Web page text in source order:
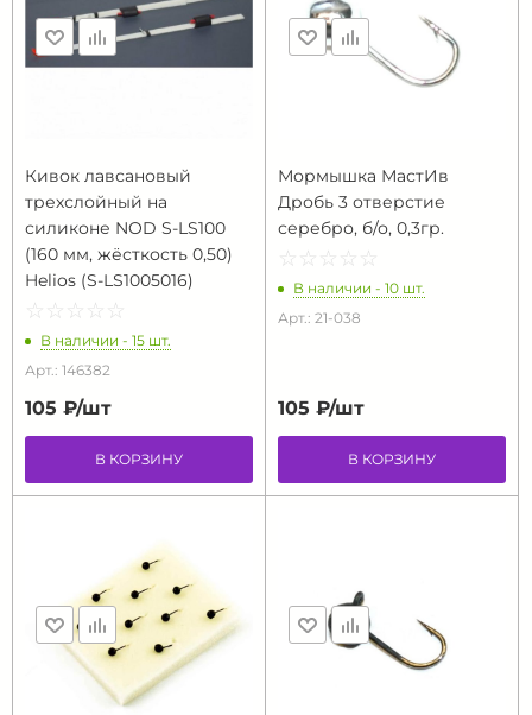
Кивок лавсановый
трехслойный на
силиконе NOD S-LS100
(160 мм, жёсткость 0,50)
Helios (S-LS1005016)
☆ ☆ ☆ ☆ ☆
★ ★ ★ ★ ★
В наличии - 15 шт.
Арт.: 146382
105 ₽/шт
В КОРЗИНУ
Мормышка МастИв
Дробь 3 отверстие
серебро, б/о, 0,3гр.
☆ ☆ ☆ ☆ ☆
★ ★ ★ ★ ★
В наличии - 10 шт.
Арт.: 21-038
105 ₽/шт
В КОРЗИНУ